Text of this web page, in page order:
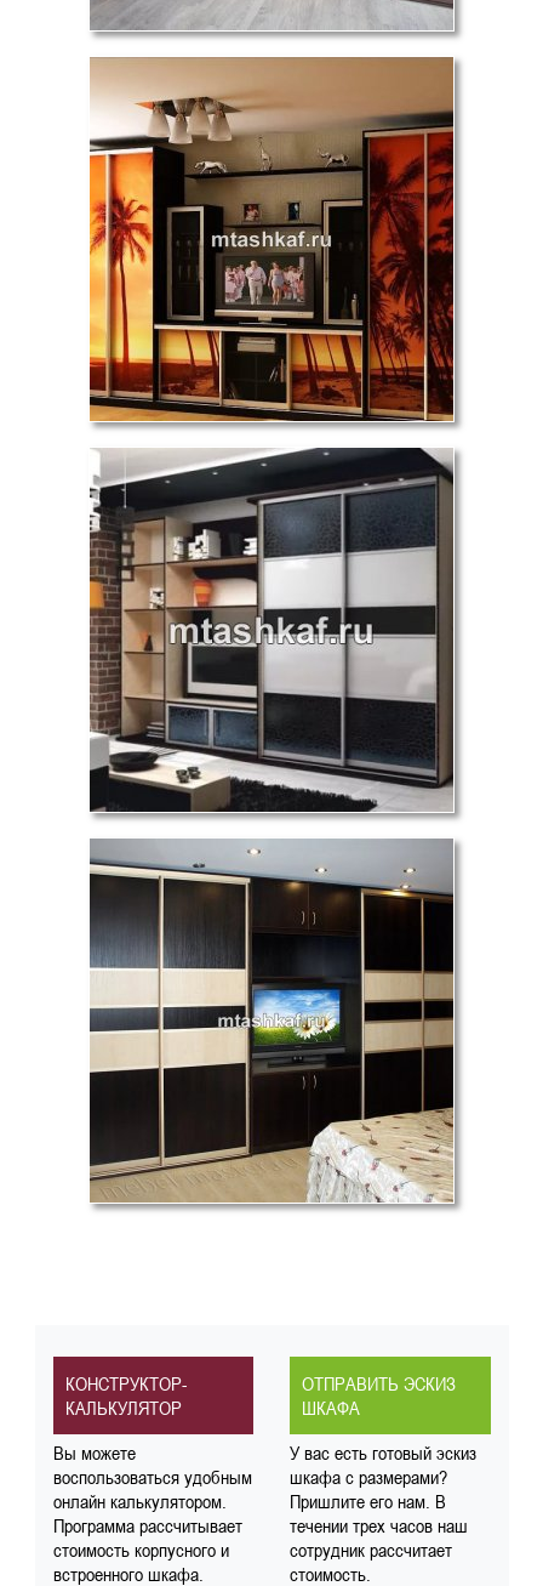
КОНСТРУКТОР-
КАЛЬКУЛЯТОР
Вы можете
воспользоваться удобным
онлайн калькулятором.
Программа рассчитывает
стоимость корпусного и
встроенного шкафа.
ОТПРАВИТЬ ЭСКИЗ
ШКАФА
У вас есть готовый эскиз
шкафа с размерами?
Пришлите его нам. В
течении трех часов наш
сотрудник рассчитает
стоимость.